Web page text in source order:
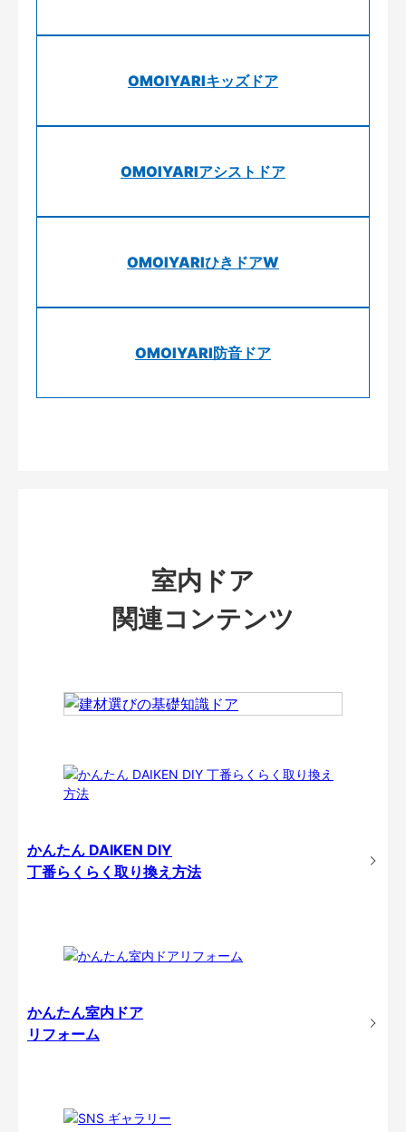
OMOIYARIキッズドア
OMOIYARIアシストドア
OMOIYARIひきドアW
OMOIYARI防音ドア
室内ドア
関連コンテンツ
かんたん DAIKEN DIY
丁番らくらく取り換え方法
かんたん室内ドア
リフォーム